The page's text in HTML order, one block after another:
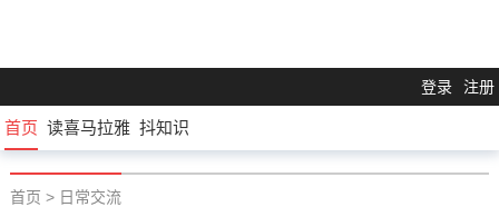
登录 注册
首页 读喜马拉雅 抖知识
首页 > 日常交流